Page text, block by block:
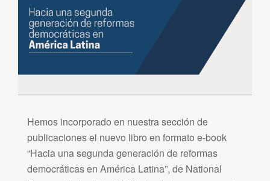
Hemos incorporado en nuestra sección de
publicaciones el nuevo libro en formato e-book
“Hacia una segunda generación de reformas
democráticas en América Latina”, de National